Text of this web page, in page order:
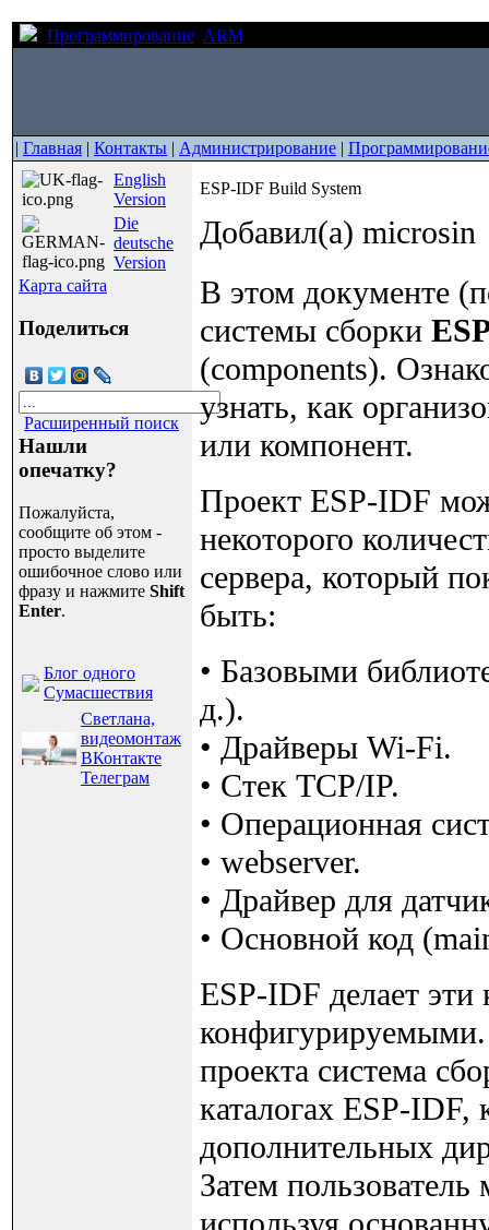
Программирование ARM
| Главная | Контакты | Администрирование |
English
Version
Die
deutsche
Version
Карта сайта
Поделиться
Расширенный поиск
Нашли
опечатку?
Пожалуйста,
сообщите об этом -
просто выделите
ошибочное слово или
фразу и нажмите Shift
Enter.
Блог одного
Сумасшествия
Светлана,
видеомонтаж
ВКонтакте
Телеграм
ESP-IDF Build System
Добавил(а) microsin
В этом документе
системы сборки
(components).
узнать, как
или компонент.
Проект ESP-IDF
некоторого
сервера, который
быть:
• Базовыми
д.).
• Драйверы Wi-Fi.
• Стек TCP/IP.
• Операционная
• webserver.
• Драйвер для
• Основной код
ESP-IDF делает
проекта система
каталогах ESP-IDF,
дополнительных
Затем